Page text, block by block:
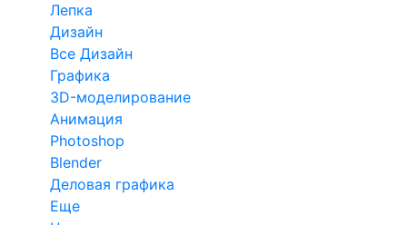
Лепка
Дизайн
Все Дизайн
Графика
3D-моделирование
Анимация
Photoshop
Blender
Деловая графика
Еще